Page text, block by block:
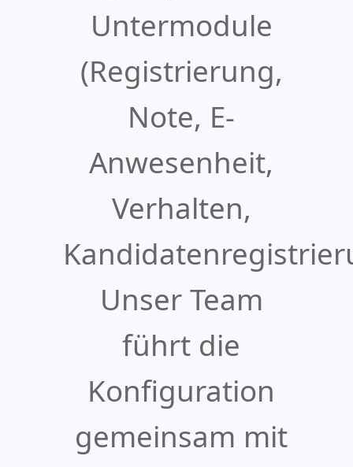
Untermodule
(Registrierung,
Note, E-
Anwesenheit,
Verhalten,
Unser Team
führt die
Konfiguration
gemeinsam mit